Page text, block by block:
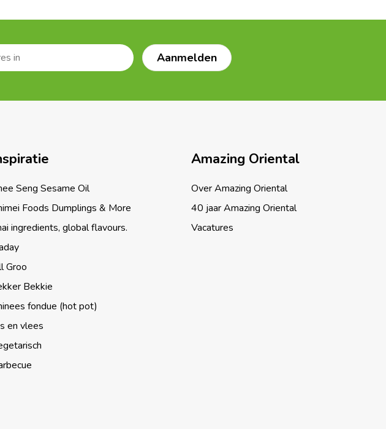
Seng Sesame Oil
Foods Dumplings & More
ingredients, global flavours.
Groo
Bekkie
fondue (hot pot)
en vlees
Amazing Oriental
Over Amazing Oriental
40 jaar Amazing Oriental
Vacatures